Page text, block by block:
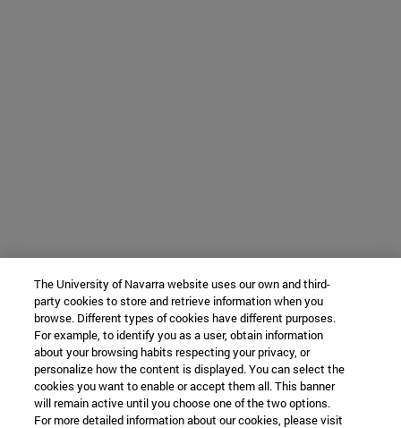
The University of Navarra website uses our own and third-
party cookies to store and retrieve information when you
browse. Different types of cookies have different purposes.
For example, to identify you as a user, obtain information
about your browsing habits respecting your privacy, or
personalize how the content is displayed. You can select the
cookies you want to enable or accept them all. This banner
will remain active until you choose one of the two options.
For more detailed information about our cookies, please visit